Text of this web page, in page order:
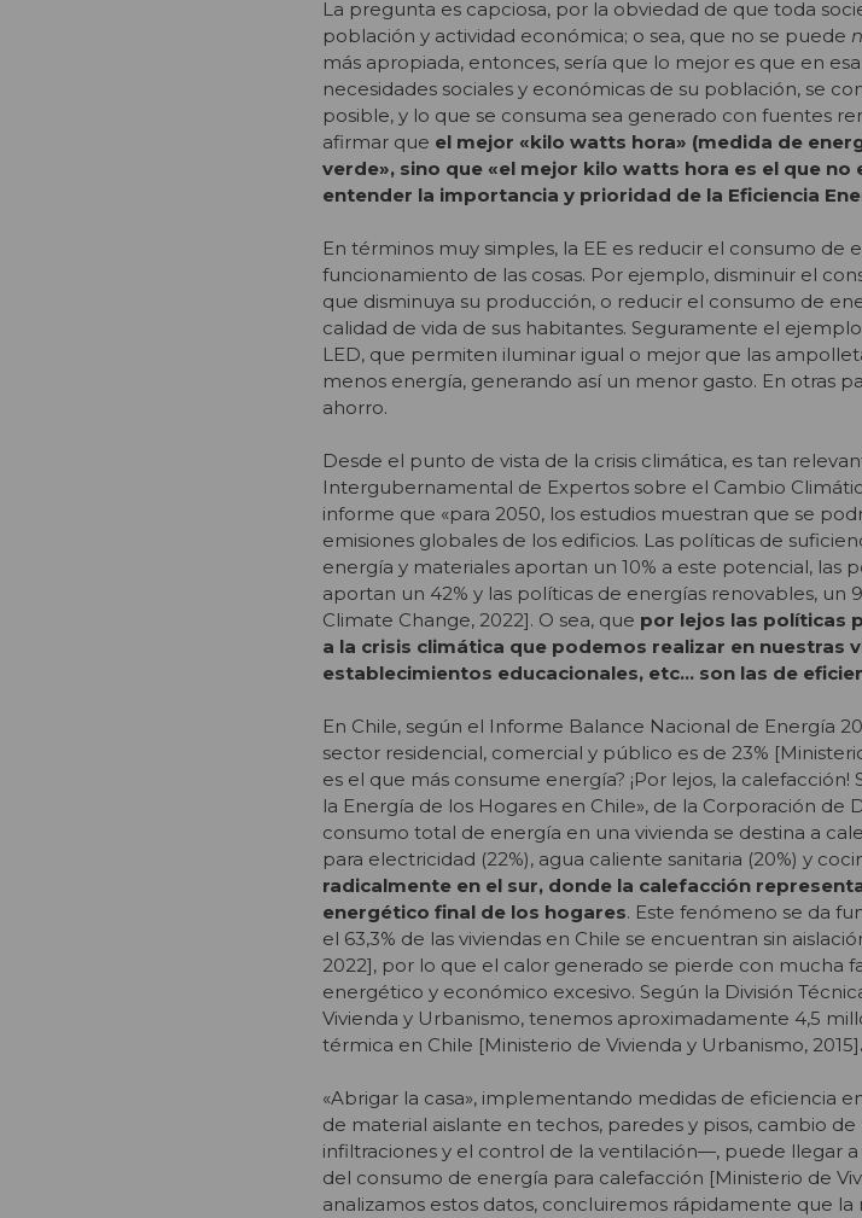
La pregunta es capciosa, por la obviedad de que toda
población y actividad económica; o sea, que no se puede
más apropiada, entonces, sería que lo mejor es que en
necesidades sociales y económicas de su población, se
posible, y lo que se consuma sea generado con fuentes
afirmar que el mejor «kilo watts hora» (medida de
verde», sino que «el mejor kilo watts hora es el que no
entender la importancia y prioridad de la Eficiencia
En términos muy simples, la EE es reducir el consumo de
funcionamiento de las cosas. Por ejemplo, disminuir el
que disminuya su producción, o reducir el consumo de
calidad de vida de sus habitantes. Seguramente el
LED, que permiten iluminar igual o mejor que las
menos energía, generando así un menor gasto. En otras
ahorro.
Desde el punto de vista de la crisis climática, es tan
Intergubernamental de Expertos sobre el Cambio
informe que «para 2050, los estudios muestran que se
emisiones globales de los edificios. Las políticas de
energía y materiales aportan un 10% a este potencial, las
aportan un 42% y las políticas de energías renovables, un
Climate Change, 2022]. O sea, que por lejos las políticas
a la crisis climática que podemos realizar en nuestras
establecimientos educacionales, etc… son las de
En Chile, según el Informe Balance Nacional de Energía
sector residencial, comercial y público es de 23%
es el que más consume energía? ¡Por lejos, la
la Energía de los Hogares en Chile», de la Corporación de
consumo total de energía en una vivienda se destina a
para electricidad (22%), agua caliente sanitaria (20%) y
radicalmente en el sur, donde la calefacción
energético final de los hogares. Este fenómeno se da
el 63,3% de las viviendas en Chile se encuentran sin
2022], por lo que el calor generado se pierde con mucha
energético y económico excesivo. Según la División
Vivienda y Urbanismo, tenemos aproximadamente 4,5
térmica en Chile [Ministerio de Vivienda y Urbanismo, 2015]
«Abrigar la casa», implementando medidas de eficiencia
de material aislante en techos, paredes y pisos, cambio de
infiltraciones y el control de la ventilación—, puede llegar
del consumo de energía para calefacción [Ministerio de
analizamos estos datos, concluiremos rápidamente que